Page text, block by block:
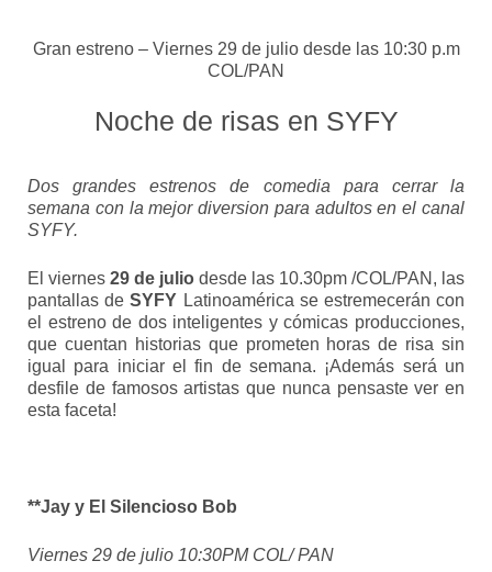
Gran estreno – Viernes 29 de julio desde las 10:30 p.m
COL/PAN
Noche de risas en SYFY
Dos grandes estrenos de comedia para cerrar la
semana con la mejor diversion para adultos en el canal
SYFY.
El viernes 29 de julio desde las 10.30pm /COL/PAN, las
pantallas deSYFY Latinoamérica se estremecerán con
el estreno de dos inteligentes y cómicas producciones,
que cuentan historias que prometen horas de risa sin
igual para iniciar el fin de semana. ¡Además será un
desfile de famosos artistas que nunca pensaste ver en
esta faceta!
**Jay y El Silencioso Bob
Viernes 29 de julio 10:30PM COL/ PAN